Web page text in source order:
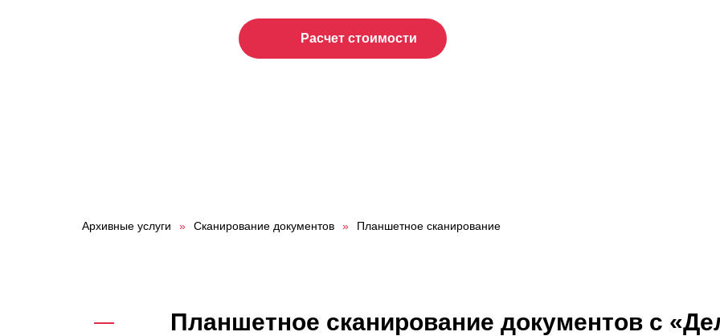
Расчет стоимости
Архивные услуги » Сканирование документов » Планшетное сканирование
Планшетное сканирование документов с